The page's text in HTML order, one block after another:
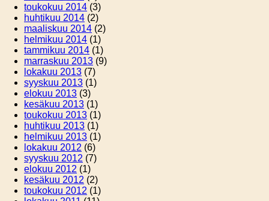
toukokuu 2014 (3)
huhtikuu 2014 (2)
maaliskuu 2014 (2)
helmikuu 2014 (1)
tammikuu 2014 (1)
marraskuu 2013 (9)
lokakuu 2013 (7)
syyskuu 2013 (1)
elokuu 2013 (3)
kesäkuu 2013 (1)
toukokuu 2013 (1)
huhtikuu 2013 (1)
helmikuu 2013 (1)
lokakuu 2012 (6)
syyskuu 2012 (7)
elokuu 2012 (1)
kesäkuu 2012 (2)
toukokuu 2012 (1)